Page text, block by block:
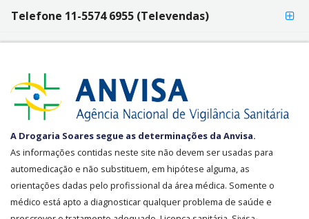
Telefone 11-5574 6955 (Televendas)
A Drogaria Soares segue as determinações da Anvisa.
As informações contidas neste site não devem ser usadas para
automedicação e não substituem, em hipótese alguma, as
orientações dadas pelo profissional da área médica. Somente o
médico está apto a diagnosticar qualquer problema de saúde e